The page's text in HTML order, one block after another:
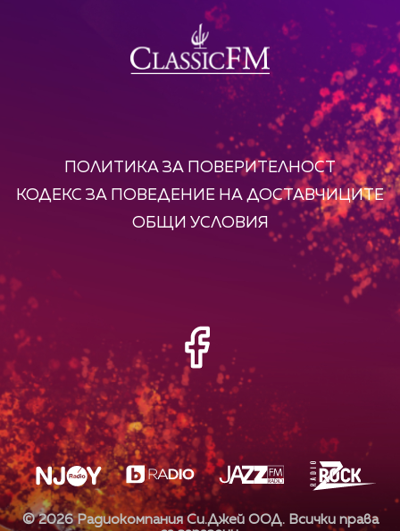
ПОЛИТИКА ЗА ПОВЕРИТЕЛНОСТ
КОДЕКС ЗА ПОВЕДЕНИЕ НА ДОСТАВЧИЦИТЕ
ОБЩИ УСЛОВИЯ
©2026Радиокомпания Си.Джей ООД. Всички права